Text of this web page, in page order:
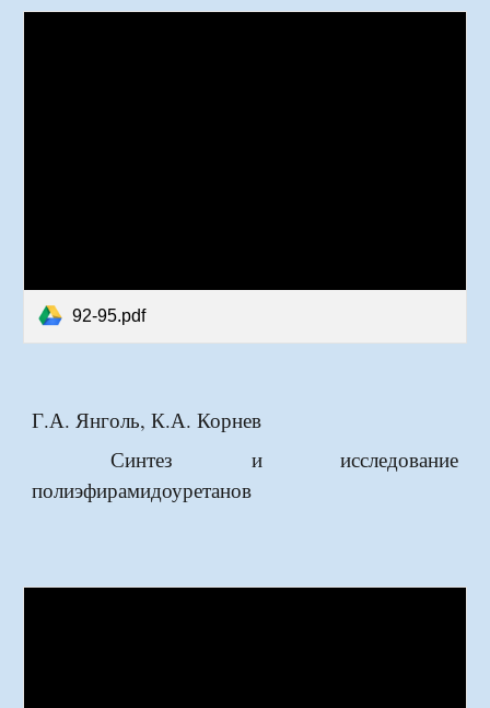
92-95.pdf
Г.А. Янголь, К.А. Корнев
Синтез и исследование
полиэфирамидоуретанов